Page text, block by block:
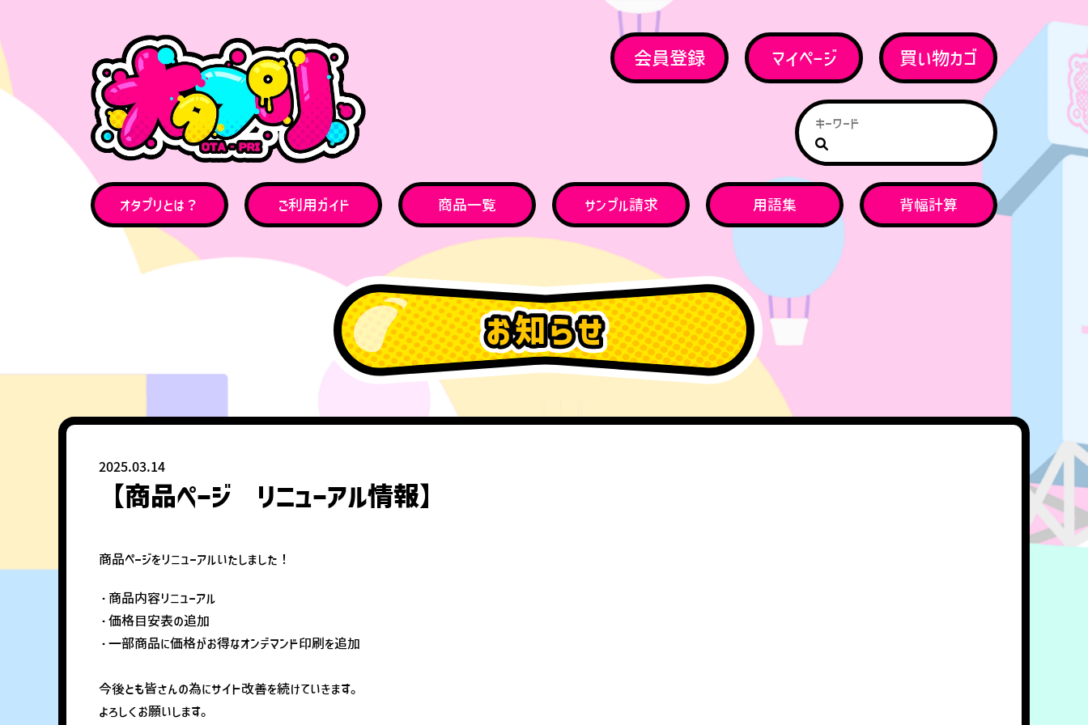
会員登録 マイページ 買い物カゴ
オタプリとは？ ご利用ガイド 商品一覧 サンプル請求 用語集 背幅計算
2025.03.14
【商品ページ リニューアル情報】
商品ページをリニューアルいたしました！
・商品内容リニューアル
・価格目安表の追加
・一部商品に価格がお得なオンデマンド印刷を追加
今後とも皆さんの為にサイト改善を続けていきます。
よろしくお願いします。